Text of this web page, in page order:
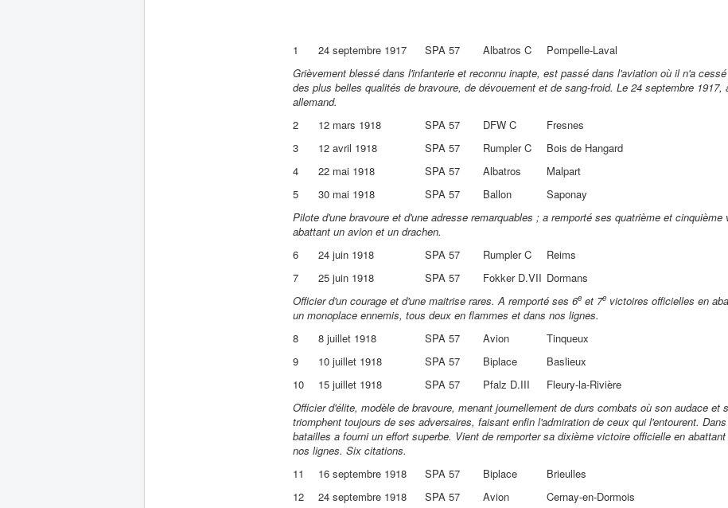
1 24 septembre 1917 SPA 57 Albatros C
Pompelle-Laval
Grièvement blessé dans l'infanterie et reconnu inapte, est passé dans l'aviation où il n'a
des plus belles qualités de bravoure, de dévouement et de sang-froid. Le 24 septembre 1917,
allemand.
2
12 mars 1918 SPA 57 DFW C
Fresnes
3
12 avril 1918 SPA 57 Rumpler C
Bois de Hangard
4
22 mai 1918 SPA 57 Albatros
Malpart
5
30 mai 1918 SPA 57 Ballon
Saponay
Pilote d'une bravoure et d'une adresse remarquables ; a remporté ses quatrième et cinquième
abattant un avion et un drachen.
6
24 juin 1918 SPA 57 Rumpler C
Reims
7
25 juin 1918 SPA 57 Fokker D.VII Dormans
Officier d'un courage et d'une maitrise rares. A remporté ses 6e et 7e victoires officielles en
un monoplace ennemis, tous deux en flammes et dans nos lignes.
8
8 juillet 1918 SPA 57 Avion
Tinqueux
9
10 juillet 1918 SPA 57 Biplace
Baslieux
10
15 juillet 1918 SPA 57 Pfalz D.III
Fleury-la-Rivière
Officier d'élite, modèle de bravoure, menant journellement de durs combats où son audace et
triomphent toujours de ses adversaires, faisant enfin l'admiration de ceux qui l'entourent.
batailles a fourni un effort superbe. Vient de remporter sa dixième victoire officielle en
nos lignes. Six citations.
11
16 septembre 1918 SPA 57 Biplace
Brieulles
12
24 septembre 1918 SPA 57 Avion Cernay-en-Dormois